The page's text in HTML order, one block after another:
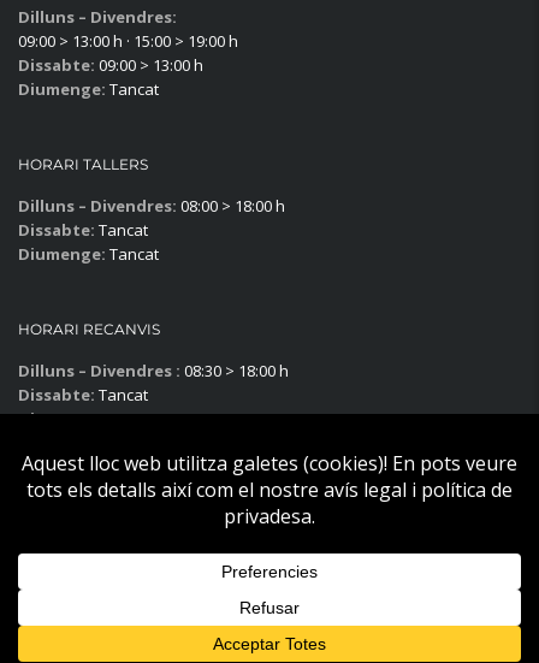
Dilluns – Divendres:
09:00 > 13:00 h · 15:00 > 19:00 h
Dissabte: 09:00 > 13:00 h
Diumenge: Tancat
HORARI TALLERS
Dilluns – Divendres: 08:00 > 18:00 h
Dissabte: Tancat
Diumenge: Tancat
HORARI RECANVIS
Dilluns – Divendres : 08:30 > 18:00 h
Dissabte: Tancat
Diumenge:Tancat
Copyright © Becier Vehicles 2025